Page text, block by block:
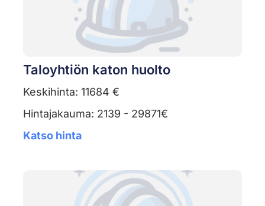
Taloyhtiön katon huolto
Keskihinta: 11684 €
Hintajakauma: 2139 - 29871€
Katso hinta